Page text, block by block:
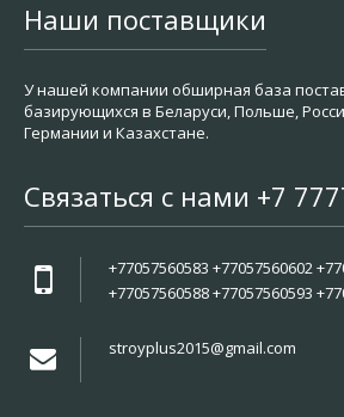
Наши поставщики
У нашей компании обширная база
базирующихся в Беларуси, Польше,
Германии и Казахстане.
Связаться с нами +7
+77057560583 +77057560602
+77057560588 +77057560593
stroyplus2015@gmail.com